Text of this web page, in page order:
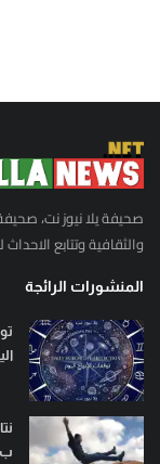
صحيفة يلا نيوز نت،
والثقافية وتتابع
المنشورات الرائجة